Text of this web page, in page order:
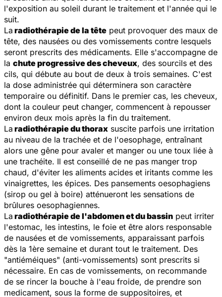
l'exposition au soleil durant le traitement et l'année qui le
suit.
La radiothérapie de la tête peut provoquer des maux de
tête, des nausées ou des vomissements contre lesquels
seront prescrits des médicaments. Elle s'accompagne de
la chute progressive des cheveux, des sourcils et des
cils, qui débute au bout de deux à trois semaines. C'est
la dose administrée qui déterminera son caractère
temporaire ou définitif. Dans le premier cas, les cheveux,
dont la couleur peut changer, commencent à repousser
environ deux mois après la fin du traitement.
La radiothérapie du thorax suscite parfois une irritation
au niveau de la trachée et de l'oesophage, entraînant
alors une gêne pour avaler et manger ou une toux liée à
une trachéite. Il est conseillé de ne pas manger trop
chaud, d'éviter les aliments acides et iritants comme les
vinaigrettes, les épices. Des pansements oesophagiens
(sirop ou gel à boire) atténueront les sensations de
brûlures oesophagiennes.
La radiothérapie de l'abdomen et du bassin peut irriter
l'estomac, les intestins, le foie et être alors responsable
de nausées et de vomissements, apparaissant parfois
dès la 1ère semaine et durant tout le traitement. Des
"antiéméiques" (anti-vomissements) sont prescrits si
nécessaire. En cas de vomissements, on recommande
de se rincer la bouche à l'eau froide, de prendre son
medicament, sous la forme de suppositoires, et